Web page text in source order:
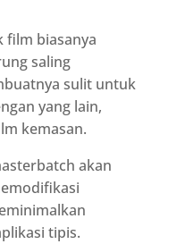
film biasanya
saling
sulit untuk
yang lain,
kemasan.
akan
tipis.